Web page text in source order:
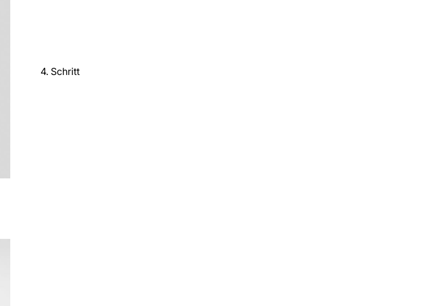
4. Schritt